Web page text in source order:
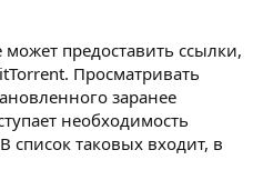
предоставить ссылки,
Просматривать
заранее
необходимость
список таковых входит, в